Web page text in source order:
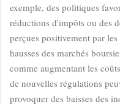
exemple, des politiques
réductions d'impôts ou des
perçues positivement par
hausses des marchés
comme augmentant les
de nouvelles régulations
provoquer des baisses des